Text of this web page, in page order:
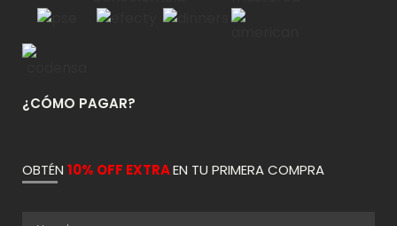
¿CÓMO PAGAR?
OBTÉN 10% OFF EXTRAEN TU PRIMERA COMPRA